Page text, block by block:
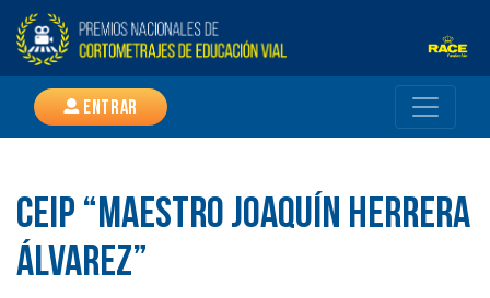
Entrar
CEIP “MAESTRO JOAQUÍN HERRERA
ÁLVAREZ”